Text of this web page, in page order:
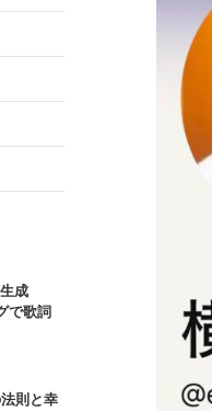
成
で歌詞
則と幸